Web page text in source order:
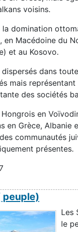
voisins.
la domination
en Macédoine du
et au Kosovo.
dispersés dans
mais représentant
des sociétés
Hongrois en
en Grèce, Albanie
communautés
présentes.
peuple)
Les
le